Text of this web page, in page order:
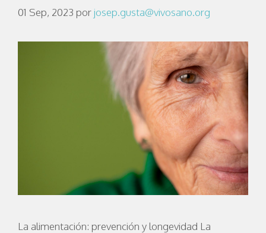
01 Sep, 2023 por josep.gusta@vivosano.org
La alimentación: prevención y longevidad La